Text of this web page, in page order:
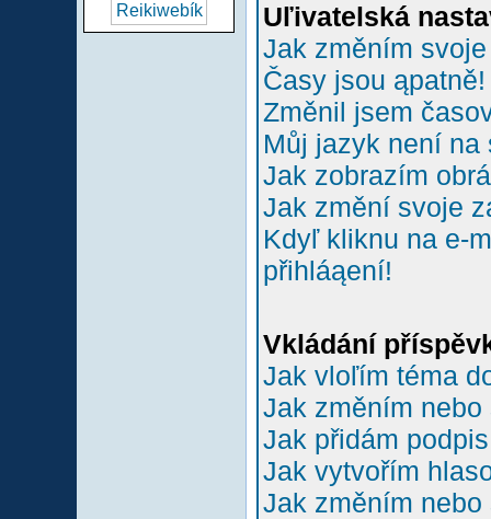
Uľivatelská
Jak změním
Časy jsou ąpatně!
Změnil jsem
Můj jazyk není na
Jak zobrazím
Jak změní svoje
Kdyľ kliknu na e-
přihláąení!
Vkládání
Jak vloľím téma
Jak změním
Jak přidám
Jak vytvořím
Jak změním